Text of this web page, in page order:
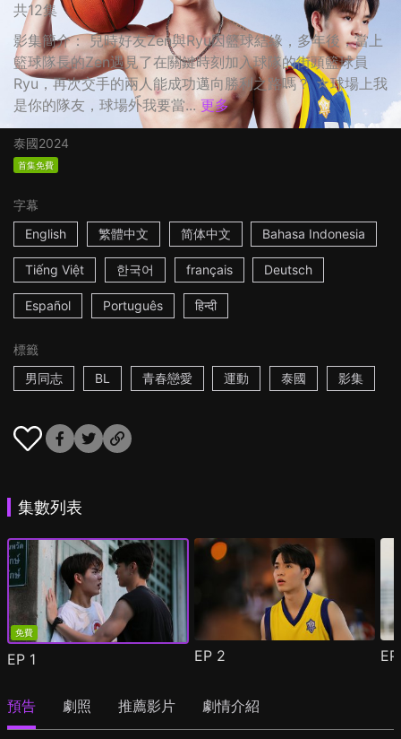
共12集
影集簡介： 兒時好友Zen與Ryu因籃球結緣，多年後，當上
籃球隊長的Zen遇見了在關鍵時刻加入球隊的街頭籃球員
Ryu，再次交手的兩人能成功邁向勝利之路嗎？ ☆球場上我
是你的隊友，球場外我要當... 更多
泰國2024
首集免費
字幕
English
繁體中文 简体中文 Bahasa Indonesia
Tiếng Việt 한국어 français Deutsch
Español Português हिन्दी
標籤
男同志
BL 青春戀愛 運動 泰國 影集
集數列表
免費
EP 1 EP 2
預告 劇照 推薦影片 劇情介紹